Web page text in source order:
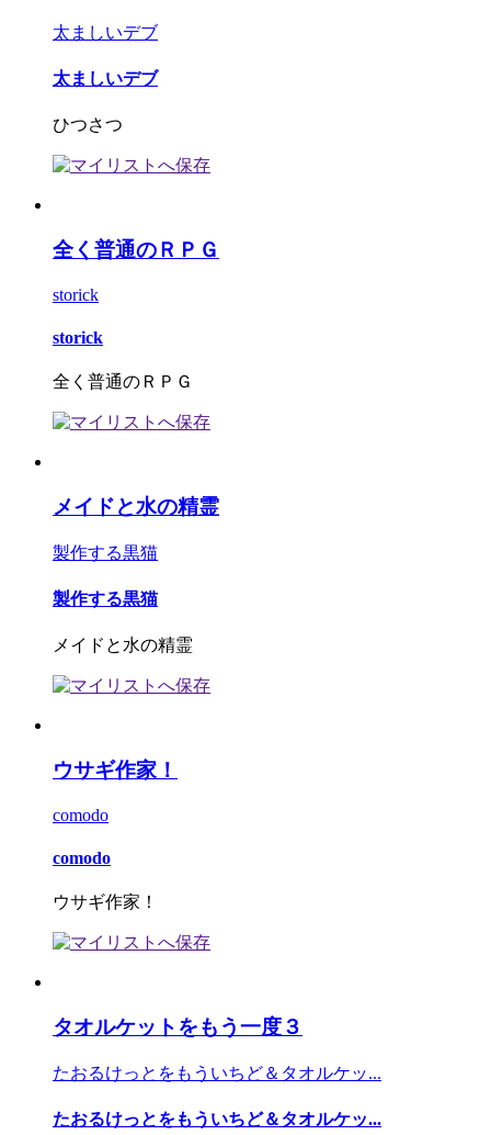
太ましいデブ
太ましいデブ
ひつさつ
全く普通のＲＰＧ
storick
storick
全く普通のＲＰＧ
メイドと水の精霊
製作する黒猫
製作する黒猫
メイドと水の精霊
ウサギ作家！
comodo
comodo
ウサギ作家！
タオルケットをもう一度３
たおるけっとをもういちど＆タオルケッ...
たおるけっとをもういちど＆タオルケッ...